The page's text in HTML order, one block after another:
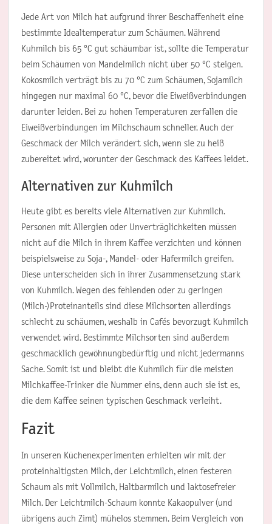
Jede Art von Milch hat aufgrund ihrer Beschaffenheit eine
bestimmte Idealtemperatur zum Schäumen. Während
Kuhmilch bis 65 °C gut schäumbar ist, sollte die Temperatur
beim Schäumen von Mandelmilch nicht über 50 °C steigen.
Kokosmilch verträgt bis zu 70 °C zum Schäumen, Sojamilch
hingegen nur maximal 60 °C, bevor die Eiweißverbindungen
darunter leiden. Bei zu hohen Temperaturen zerfallen die
Eiweißverbindungen im Milchschaum schneller. Auch der
Geschmack der Milch verändert sich, wenn sie zu heiß
zubereitet wird, worunter der Geschmack des Kaffees leidet.
Alternativen zur Kuhmilch
Heute gibt es bereits viele Alternativen zur Kuhmilch.
Personen mit Allergien oder Unverträglichkeiten müssen
nicht auf die Milch in ihrem Kaffee verzichten und können
beispielsweise zu Soja-, Mandel- oder Hafermilch greifen.
Diese unterscheiden sich in ihrer Zusammensetzung stark
von Kuhmilch. Wegen des fehlenden oder zu geringen
(Milch-)Proteinanteils sind diese Milchsorten allerdings
schlecht zu schäumen, weshalb in Cafés bevorzugt Kuhmilch
verwendet wird. Bestimmte Milchsorten sind außerdem
geschmacklich gewöhnungbedürftig und nicht jedermanns
Sache. Somit ist und bleibt die Kuhmilch für die meisten
Milchkaffee-Trinker die Nummer eins, denn auch sie ist es,
die dem Kaffee seinen typischen Geschmack verleiht.
Fazit
In unseren Küchenexperimenten erhielten wir mit der
proteinhaltigsten Milch, der Leichtmilch, einen festeren
Schaum als mit Vollmilch, Haltbarmilch und laktosefreier
Milch. Der Leichtmilch-Schaum konnte Kakaopulver (und
übrigens auch Zimt) mühelos stemmen. Beim Vergleich von